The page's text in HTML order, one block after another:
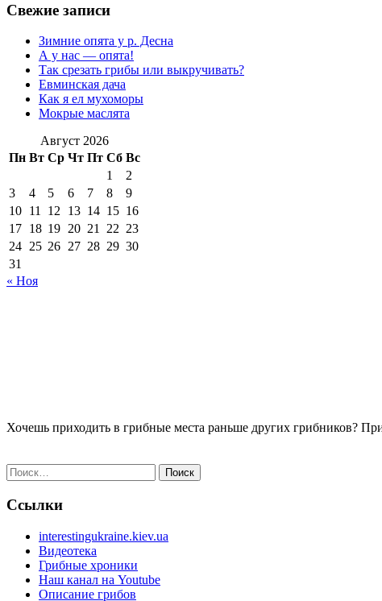
Свежие записи
Зимние опята у р. Десна
А у нас — опята!
Так срезать грибы или выкручивать?
Евминская дача
Как я ел мухоморы
Мокрые маслята
Август 2026
Пн Вт Ср Чт Пт Сб Вс
1
2
3
4 5 6 7 8
9
10 11 12 13 14 15 16
17 18 19 20 21 22 23
24 25 26 27 28 29 30
31
« Ноя
Хочешь приходить в грибные места раньше других грибников?
Найти:
Ссылки
interestingukraine.kiev.ua
Видеотека
Грибные хроники
Наш канал на Youtube
Описание грибов